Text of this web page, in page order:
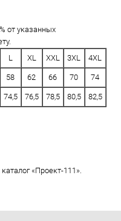
от указанных
L XL XXL 3XL 4XL
58 62 66 70 74
74,5 76,5 78,5 80,5 82,5
«Проект-111».